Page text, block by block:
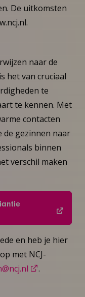
De uitkomsten
naar de
het van cruciaal
te
te kennen. Met
contacten
de gezinnen naar
binnen
verschil maken
en heb je hier
met NCJ-
.